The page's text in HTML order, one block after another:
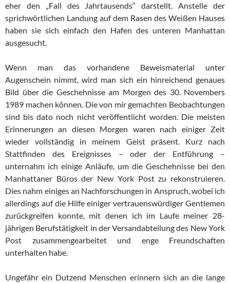
eher den „Fall des Jahrtausends“ darstellt. Anstelle der
sprichwörtlichen Landung auf dem Rasen des Weißen Hauses
haben sie sich einfach den Hafen des unteren Manhattan
ausgesucht.
Wenn man das vorhandene Beweismaterial unter
Augenschein nimmt, wird man sich ein hinreichend genaues
Bild über die Geschehnisse am Morgen des 30. Novembers
1989 machen können. Die von mir gemachten Beobachtungen
sind bis dato noch nicht veröffentlicht worden. Die meisten
Erinnerungen an diesen Morgen waren nach einiger Zeit
wieder vollständig in meinem Geist präsent. Kurz nach
Stattfinden des Ereignisses – oder der Entführung –
unternahm ich einige Anläufe, um die Geschehnisse bei den
Manhattaner Büros der New York Post zu rekonstruieren.
Dies nahm einiges an Nachforschungen in Anspruch, wobei ich
allerdings auf die Hilfe einiger vertrauenswürdiger Gentlemen
zurückgreifen konnte, mit denen ich im Laufe meiner 28-
jährigen Berufstätigkeit in der Versandabteilung des New York
Post zusammengearbeitet und enge Freundschaften
unterhalten habe.
Ungefähr ein Dutzend Menschen erinnern sich an die lange